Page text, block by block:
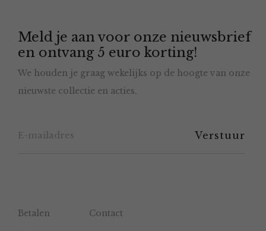
Meld je aan voor onze nieuwsbrief
en ontvang 5 euro korting!
We houden je graag wekelijks op de hoogte van onze
nieuwste collectie en acties.
Betalen Contact